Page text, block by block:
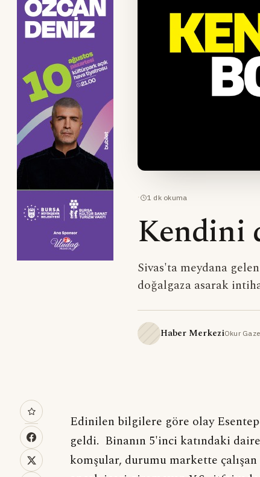
· 1 dk okuma
Kendini
Sivas'ta meydana
doğalgaza asarak
Haber MerkeziOkur
Edinilen bilgilere göre olay
geldi. Binanın 5'inci katındaki
komşular, durumu markette